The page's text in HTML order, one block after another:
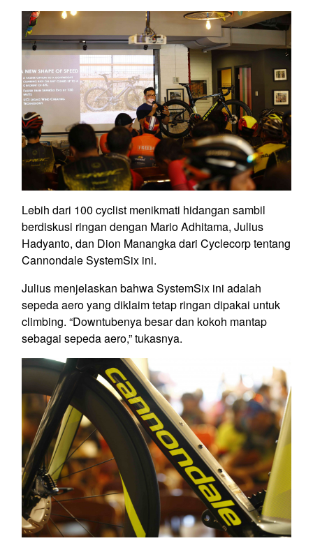
Lebih dari 100 cyclist menikmati hidangan sambil
berdiskusi ringan dengan Mario Adhitama, Julius
Hadyanto, dan Dion Manangka dari Cyclecorp tentang
Cannondale SystemSix ini.
Julius menjelaskan bahwa SystemSix ini adalah
sepeda aero yang diklaim tetap ringan dipakai untuk
climbing. “Downtubenya besar dan kokoh mantap
sebagai sepeda aero,” tukasnya.